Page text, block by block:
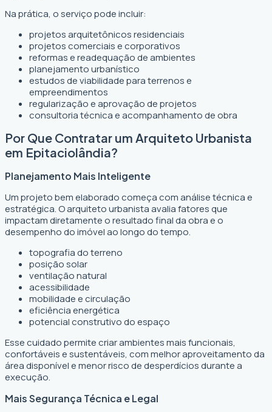
Na prática, o serviço pode incluir:
projetos arquitetônicos residenciais
projetos comerciais e corporativos
reformas e readequação de ambientes
planejamento urbanístico
estudos de viabilidade para terrenos e
empreendimentos
regularização e aprovação de projetos
consultoria técnica e acompanhamento de obra
Por Que Contratar um Arquiteto Urbanista
em Epitaciolândia?
Planejamento Mais Inteligente
Um projeto bem elaborado começa com análise técnica e
estratégica. O arquiteto urbanista avalia fatores que
impactam diretamente o resultado final da obra e o
desempenho do imóvel ao longo do tempo.
topografia do terreno
posição solar
ventilação natural
acessibilidade
mobilidade e circulação
eficiência energética
potencial construtivo do espaço
Esse cuidado permite criar ambientes mais funcionais,
confortáveis e sustentáveis, com melhor aproveitamento da
área disponível e menor risco de desperdícios durante a
execução.
Mais Segurança Técnica e Legal